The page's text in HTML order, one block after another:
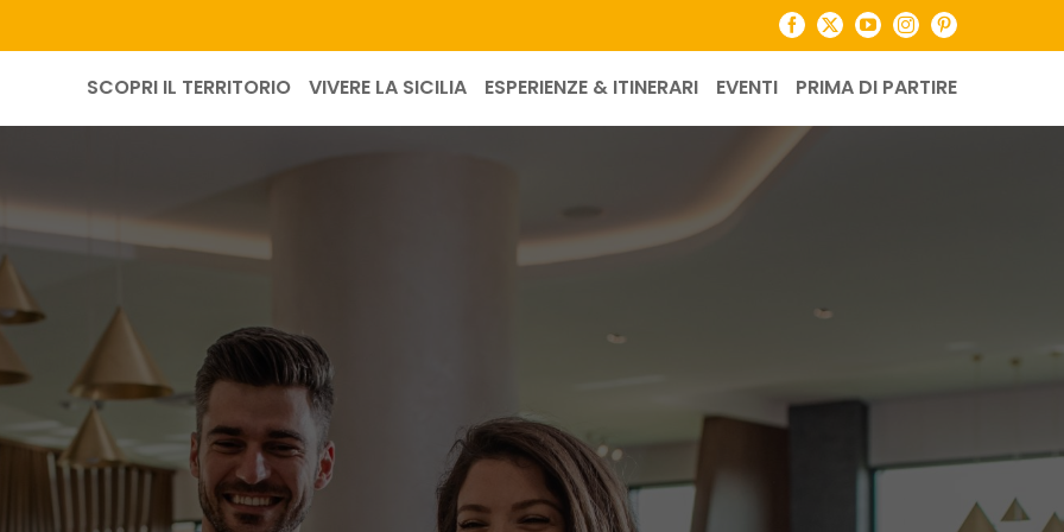
Facebook
X YouTubeInstagramPinterest
SCOPRI IL TERRITORIO VIVERE LA SICILIA ESPERIENZE & ITINERARI EVENTI PRIMA DI PARTIRE